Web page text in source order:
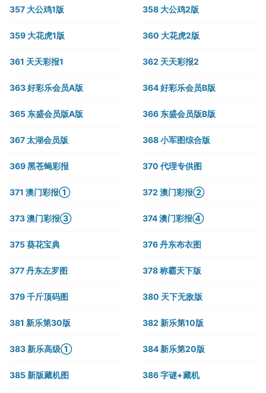
357 大公鸡1版 358 大公鸡2版
359 大花虎1版 360 大花虎2版
361 天天彩报1 362 天天彩报2
363 好彩乐会员A版 364 好彩乐会员B版
365 东盛会员版A版 366 东盛会员版B版
367 太湖会员版 368 小军图综合版
369 黑苍蝇彩报 370 代理专供图
371 澳门彩报① 372 澳门彩报②
373 澳门彩报③ 374 澳门彩报④
375 葵花宝典 376 丹东布衣图
377 丹东左罗图 378 称霸天下版
379 千斤顶码图 380 天下无敌版
381 新乐第30版 382 新乐第10版
383 新乐高级① 384 新乐第20版
385 新版藏机图 386 字谜+藏机